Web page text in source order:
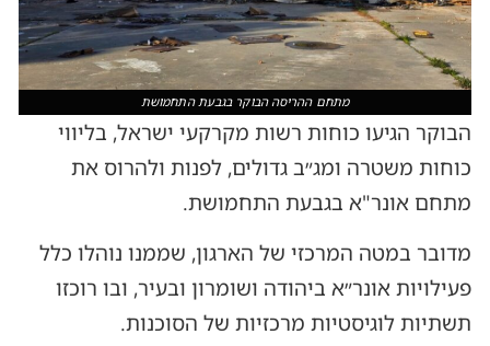
מתחם ההריסה הבוקר בגבעת התחמושת
הבוקר הגיעו כוחות רשות מקרקעי ישראל, בליווי
כוחות משטרה ומג״ב גדולים, לפנות ולהרוס את
מתחם אונר"א בגבעת התחמושת.
מדובר במטה המרכזי של הארגון, שממנו נוהלו כלל
פעילויות אונר״א ביהודה ושומרון ובעיר, ובו רוכזו
תשתיות לוגיסטיות מרכזיות של הסוכנות.